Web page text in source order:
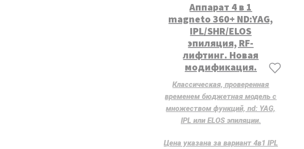
Аппарат 4 в 1
magneto 360+ ND:YAG,
IPL/SHR/ELOS
эпиляция, RF-
лифтинг. Новая
модификация.
Классическая, проверенная
временем бюджетная модель с
множеством функций, nd: YAG,
IPL или ELOS эпиляции.
Цена указана за вариант 4в1 IPL